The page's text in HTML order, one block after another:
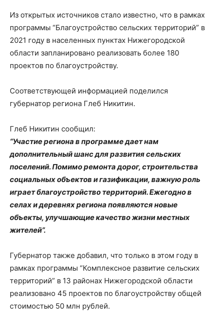
Из открытых источников стало известно, что в рамках
программы “Благоустройство сельских территорий” в
2021 году в населенных пунктах Нижегородской
области запланировано реализовать более 180
проектов по благоустройству.
Соответствующей информацией поделился
губернатор региона Глеб Никитин.
Глеб Никитин сообщил:
“Участие региона в программе дает нам
дополнительный шанс для развития сельских
поселений. Помимо ремонта дорог, строительства
социальных объектов и газификации, важную роль
играет благоустройство территорий. Ежегодно в
селах и деревнях региона появляются новые
объекты, улучшающие качество жизни местных
жителей”.
Губернатор также добавил, что только в этом году в
рамках программы “Комплексное развитие сельских
территорий” в 13 районах Нижегородской области
реализовано 45 проектов по благоустройству общей
стоимостью 50 млн рублей.